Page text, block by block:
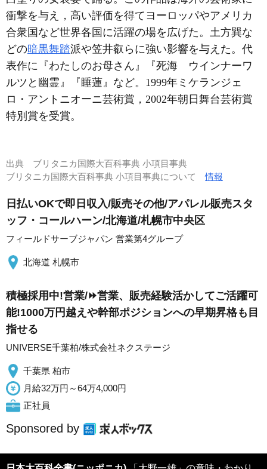
衝撃を与え，高い評価を得てヨーロッパやアメリカ
合衆国など世界各国に活躍の場を広げた。土方巽な
どの暗黒舞踏派や笠井叡らに強い影響を与えた。代
表作に『わたしのお母さん』『死海 ウインナーワ
ルツと幽霊』『睡蓮』など。1999年ミケランジェ
ロ・アントニオーニ芸術賞，2002年朝日舞台芸術賞
特別賞を受賞。
出典 ブリタニカ国際大百科事典 小項目事典
ブリタニカ国際大百科事典 小項目事典について情報
日払いOKで即日収入/販売その他/アパレル販売スタ
ッフ・コールハーン/北海道/札幌市中央区
フィールドサーブジャパン 営業第4グループ
北海道 札幌市
積極採用中!営業/⏩️営業、販売経験活かしてご活躍可
能!1000万円越えや幹部ポジションへの早期昇格も目
指せる
UNIVERSE千葉柏/株式会社ネクステージ
千葉県 柏市
月給32万円～64万4,000円
正社員
Sponsored by